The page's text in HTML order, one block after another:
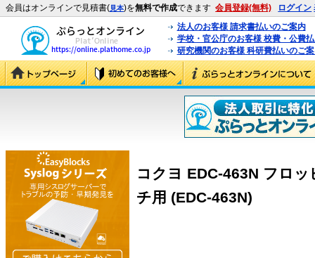
会員はオンラインで見積書(見本)を無料で作成できます 会員登録(無料) ログイン
法人のお客様 請求書払いのご案内
学校・官公庁のお客様 校費・公費
研究機関のお客様 科研費払いのご
コクヨ EDC-463N フロ
チ用 (EDC-463N)